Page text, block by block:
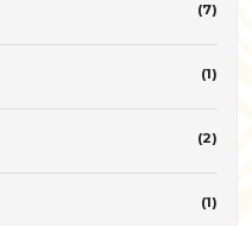
(7)
(1)
(2)
(1)